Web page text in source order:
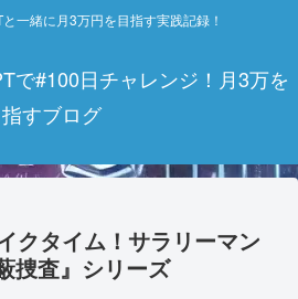
一緒に月3万円を目指す実践記録！
で#100日チャレンジ！月3万を
すブログ
クタイム！サラリーマン
捜査』シリーズ